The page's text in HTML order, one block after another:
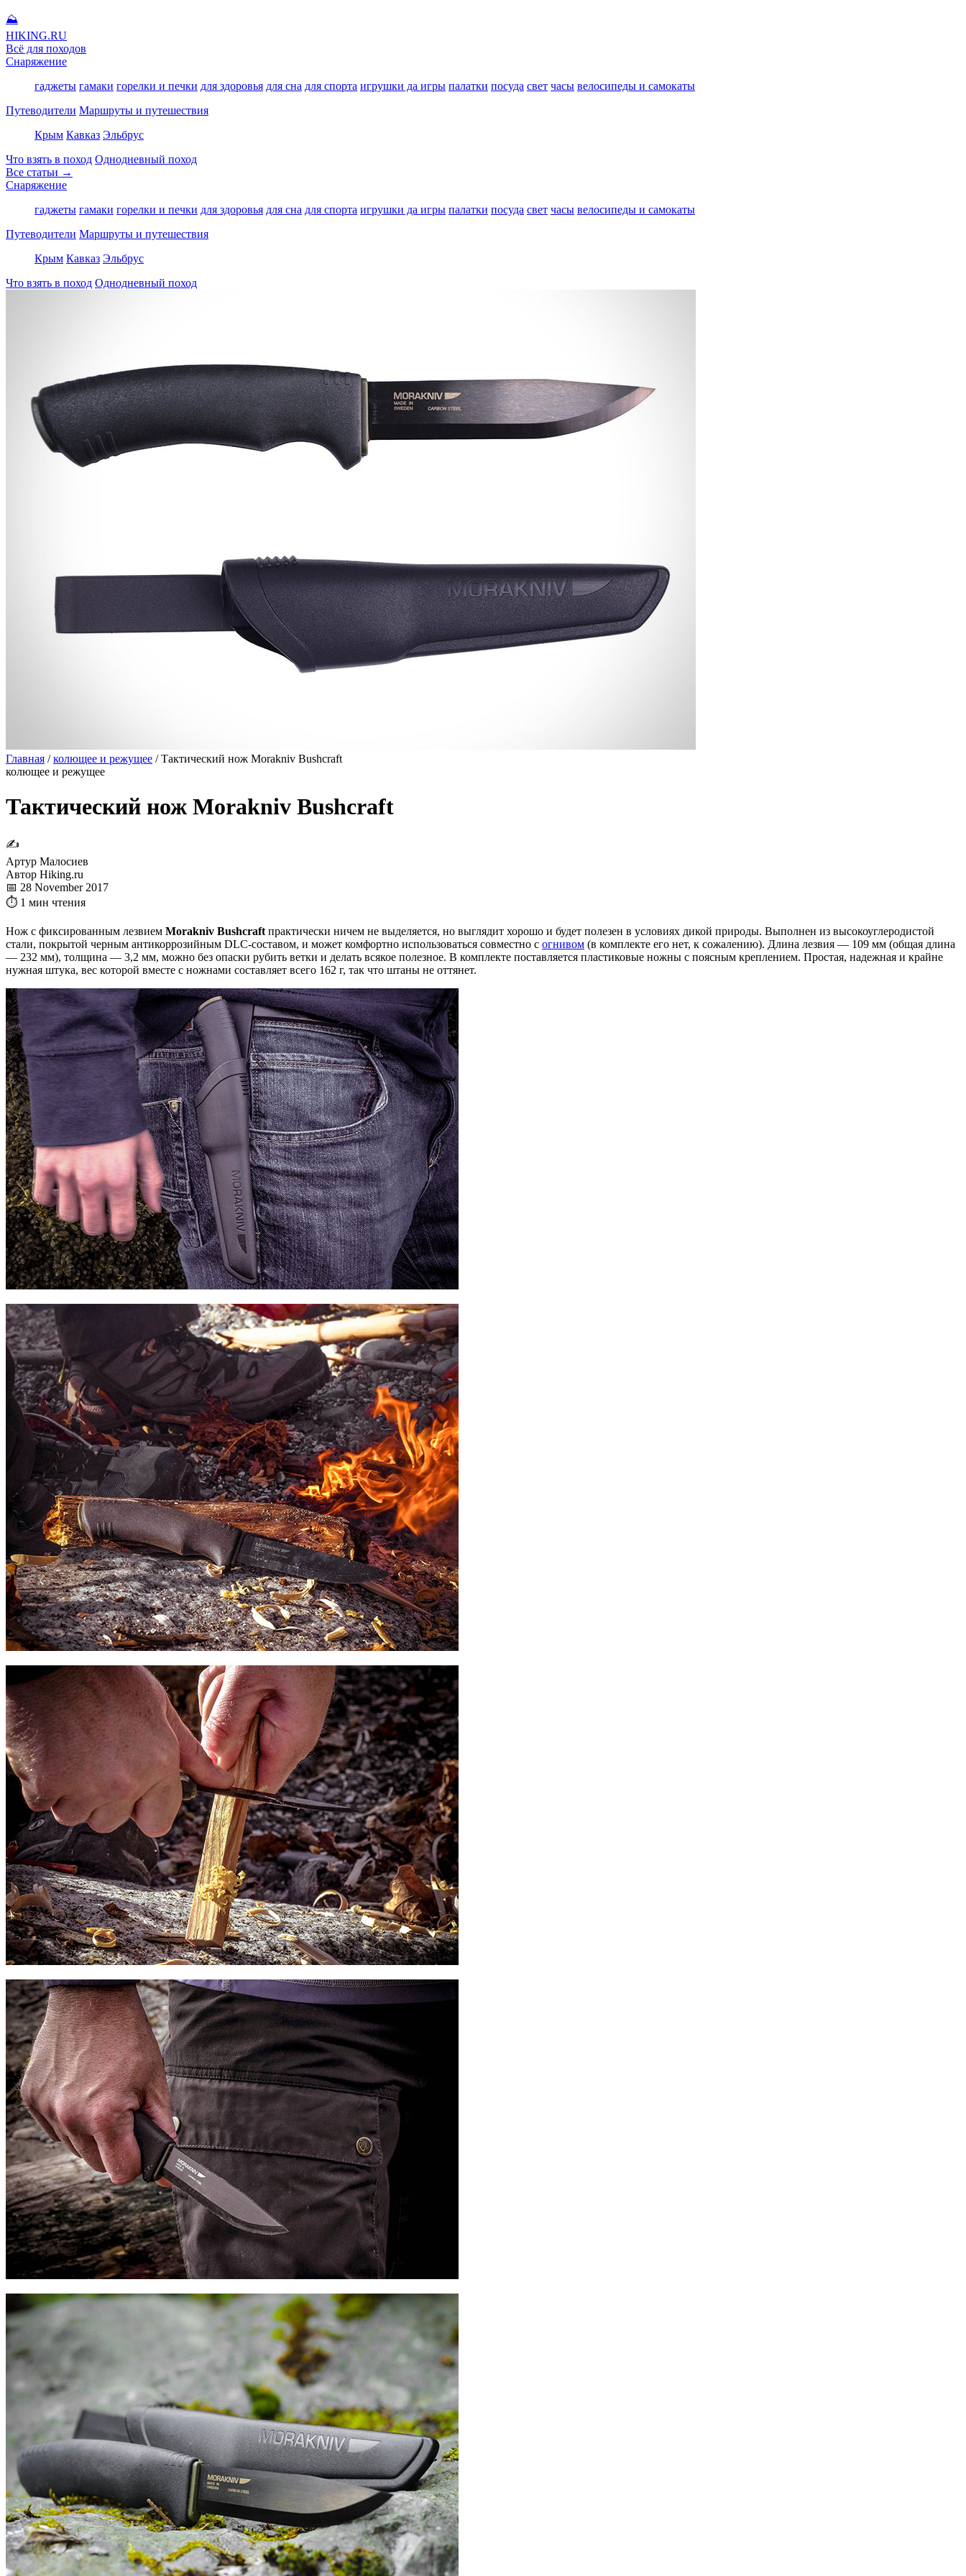
⛰
HIKING.RU
Всё для походов
Снаряжение
гаджеты гамаки горелки и печки для здоровья для сна для спорта игрушки да игры палатки посуда свет часы велосипеды и самокаты
Путеводители Маршруты и путешествия
Крым Кавказ Эльбрус
Что взять в поход Однодневный поход
Все статьи →
Снаряжение
гаджеты гамаки горелки и печки для здоровья для сна для спорта игрушки да игры палатки посуда свет часы велосипеды и самокаты
Путеводители Маршруты и путешествия
Крым Кавказ Эльбрус
Что взять в поход Однодневный поход
Главная / колющее и режущее / Тактический нож Morakniv Bushcraft
колющее и режущее
Тактический нож Morakniv Bushcraft
✍
Артур Малосиев
Автор Hiking.ru
📅 28 November 2017
⏱ 1 мин чтения
Нож с фиксированным лезвием Morakniv Bushcraft практически ничем не выделяется, но выглядит хорошо и будет полезен в условиях дикой природы. Выполнен из высокоуглеродистой
стали, покрытой черным антикоррозийным DLC-составом, и может комфортно использоваться совместно с огнивом (в комплекте его нет, к сожалению). Длина лезвия — 109 мм (общая длина
— 232 мм), толщина — 3,2 мм, можно без опаски рубить ветки и делать всякое полезное. В комплекте поставляется пластиковые ножны с поясным креплением. Простая, надежная и крайне
нужная штука, вес которой вместе с ножнами составляет всего 162 г, так что штаны не оттянет.